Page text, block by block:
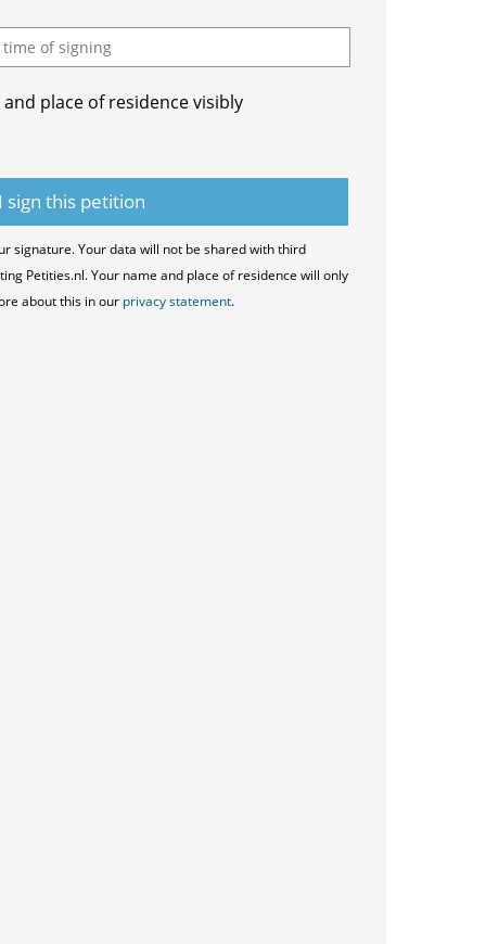
place of residence visibly
signature. Your data will not be shared with third
Petities.nl. Your name and place of residence will only
about this in our privacy statement.